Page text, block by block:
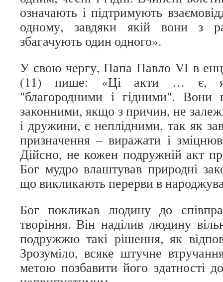
означають і підтримують
одному, завдяки якій вони з
збагачують один одного».
У свою чергу, Папа Павло VI в
(11) пише: «Ці акти … є,
"благородними і гідними". Вони
законними, якщо з причин, не
і дружини, є неплідними, так як
призначення – виражати і
Дійсно, не кожен подружній акт
Бог мудро влаштував природні
що викликають перерви в
Бог покликав людину до
творіння. Він наділив людину
подружжю такі рішення, як
Зрозуміло, всяке штучне
метою позбавити його здатності